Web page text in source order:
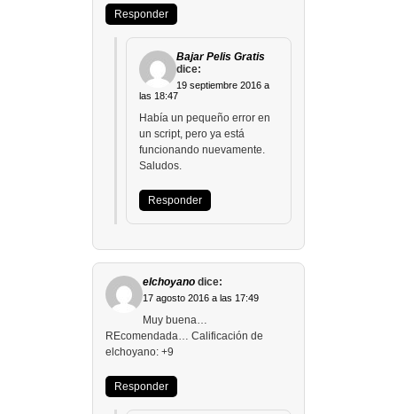
Responder
Bajar Pelis Gratis
dice:
19 septiembre 2016 a
las 18:47
Había un pequeño error en
un script, pero ya está
funcionando nuevamente.
Saludos.
Responder
elchoyano dice:
17 agosto 2016 a las 17:49
Muy buena…
REcomendada… Calificación de
elchoyano: +9
Responder